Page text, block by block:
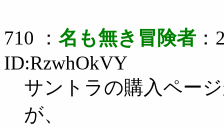
710 ： 名も無き冒険者
ID:RzwhOkVY
サントラの購入ペー
が、